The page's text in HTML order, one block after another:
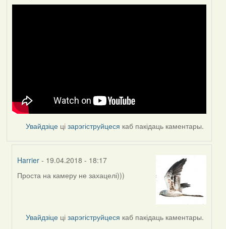
Увайдзіце цізарэгіструйцеся каб пакідаць каментары.
Harrier - 19.04.2018 - 18:17
In
Feather
Проста на камеру не захацелі)))
Увайдзіце цізарэгіструйцеся каб пакідаць каментары.